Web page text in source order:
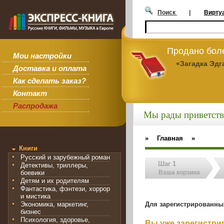
Мои настройки
Доставка и оплата
Как сделать заказ?
Контакт
Распродажа
Поиск |
Продано
«Загадка
Книги
Русский и зарубежный роман
Детективы, триллеры,
боевики
Детям и их родителям
Фантастика, фэнтези, хоррор
и мистика
Экономика, маркетинг,
бизнес
Психология, здоровье,
Мы рады
» Главная »
Шаг 1
Ваша корзина
Для